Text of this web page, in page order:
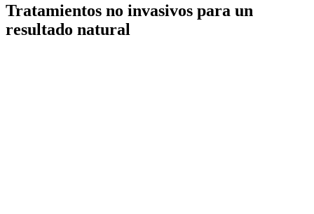
Tratamientos no invasivos para un
resultado natural